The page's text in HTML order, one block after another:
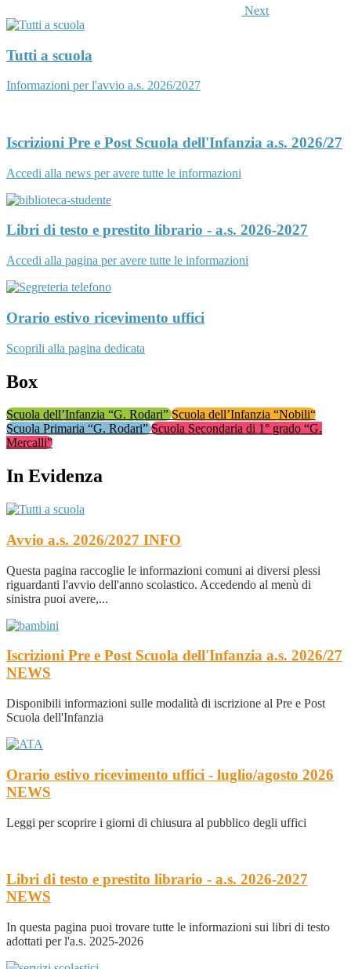
Next
Tutti a scuola
Informazioni per l'avvio a.s. 2026/2027
Iscrizioni Pre e Post Scuola dell'Infanzia a.s. 2026/27
Accedi alla news per avere tutte le informazioni
Libri di testo e prestito librario - a.s. 2026-2027
Accedi alla pagina per avere tutte le informazioni
Orario estivo ricevimento uffici
Scoprili alla pagina dedicata
Box
Scuola dell’Infanzia “G. Rodari”Scuola dell’Infanzia “Nobili“
Scuola Primaria “G. Rodari”Scuola Secondaria di 1° grado “G.
Mercalli”
In Evidenza
Avvio a.s. 2026/2027 INFO
Questa pagina raccoglie le informazioni comuni ai diversi plessi
riguardanti l'avvio dell'anno scolastico. Accedendo al menù di
sinistra puoi avere,...
Iscrizioni Pre e Post Scuola dell'Infanzia a.s. 2026/27
NEWS
Disponibili informazioni sulle modalità di iscrizione al Pre e Post
Scuola dell'Infanzia
Orario estivo ricevimento uffici - luglio/agosto 2026
NEWS
Leggi per scoprire i giorni di chiusura al pubblico degli uffici
Libri di testo e prestito librario - a.s. 2026-2027
NEWS
In questa pagina puoi trovare tutte le informazioni sui libri di testo
adottati per l'a.s. 2025-2026